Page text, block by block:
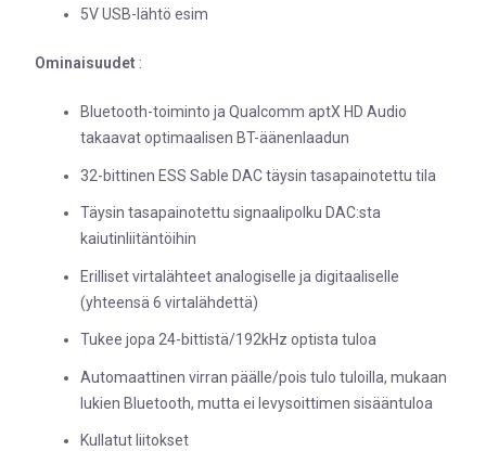
5V USB-lähtö esim
Ominaisuudet :
Bluetooth-toiminto ja Qualcomm aptX HD Audio
takaavat optimaalisen BT-äänenlaadun
32-bittinen ESS Sable DAC täysin tasapainotettu tila
Täysin tasapainotettu signaalipolku DAC:sta
kaiutinliitäntöihin
Erilliset virtalähteet analogiselle ja digitaaliselle
(yhteensä 6 virtalähdettä)
Tukee jopa 24-bittistä/192kHz optista tuloa
Automaattinen virran päälle/pois tulo tuloilla, mukaan
lukien Bluetooth, mutta ei levysoittimen sisääntuloa
Kullatut liitokset